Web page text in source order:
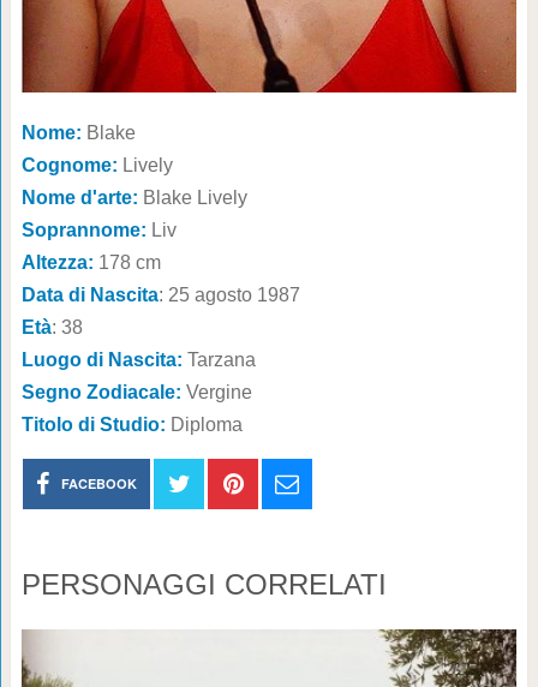
Nome: Blake
Cognome: Lively
Nome d'arte: Blake Lively
Soprannome: Liv
Altezza: 178 cm
Data di Nascita: 25 agosto 1987
Età: 38
Luogo di Nascita: Tarzana
Segno Zodiacale: Vergine
Titolo di Studio: Diploma
FACEBOOK
PERSONAGGI CORRELATI